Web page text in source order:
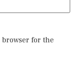
browser for the